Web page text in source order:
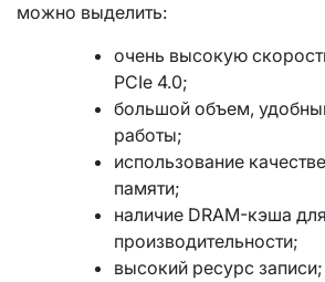
можно выделить:
очень высокую
PCIe 4.0;
большой объем,
работы;
использование
памяти;
наличие DRAM-кэша
производительности;
высокий ресурс записи;